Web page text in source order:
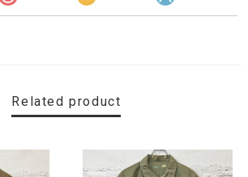
Related product